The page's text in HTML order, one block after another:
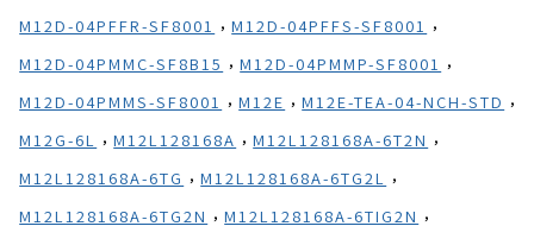
M12D-04PFFR-SF8001 , M12D-04PFFS-SF8001 ,
M12D-04PMMC-SF8B15 , M12D-04PMMP-SF8001 ,
M12D-04PMMS-SF8001 , M12E , M12E-TEA-04-NCH-STD ,
M12G-6L , M12L128168A , M12L128168A-6T2N ,
M12L128168A-6TG , M12L128168A-6TG2L ,
M12L128168A-6TG2N , M12L128168A-6TIG2N ,